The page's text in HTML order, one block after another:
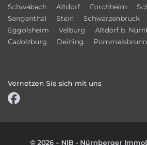
Schwabach
Altdorf Forchheim
Sengenthal
Stein Schwarzenbruck
Eggolsheim
Velburg
Altdorf b.
Cadolzburg
Deining Pommelsbrunn
Vernetzen Sie sich mit uns
© 2026 – NIB - Nürnberger